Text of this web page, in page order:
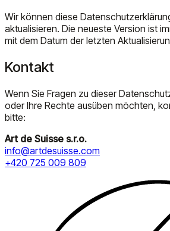
Wir können diese
aktualisieren. Die neueste Version ist
mit dem Datum der letzten
Kontakt
Wenn Sie Fragen zu dieser
oder Ihre Rechte ausüben möchten,
bitte:
Art de Suisse s.r.o.
info@artdesuisse.com
+420 725 009 809